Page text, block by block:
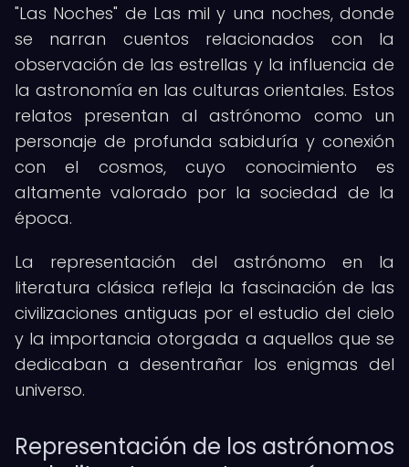
"Las Noches" de Las mil y una noches, donde
se narran cuentos relacionados con la
observación de las estrellas y la influencia de
la astronomía en las culturas orientales. Estos
relatos presentan al astrónomo como un
personaje de profunda sabiduría y conexión
con el cosmos, cuyo conocimiento es
altamente valorado por la sociedad de la
época.
La representación del astrónomo en la
literatura clásica refleja la fascinación de las
civilizaciones antiguas por el estudio del cielo
y la importancia otorgada a aquellos que se
dedicaban a desentrañar los enigmas del
universo.
Representación de los astrónomos